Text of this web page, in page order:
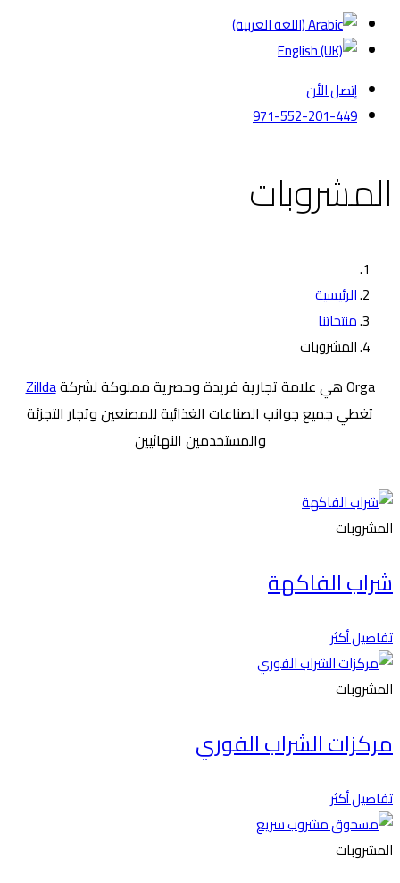
إتصل الأن
971-552-201-449
المشروبات
الرئيسية
منتجاتنا
المشروبات
Orga هي علامة تجارية فريدة وحصرية مملوكة لشركة
Zillda
تغطي جميع جوانب الصناعات الغذائية للمصنعين وتجار التجزئة
والمستخدمين النهائيين
المشروبات
شراب الفاكهة
تفاصيل أكثر
المشروبات
مركزات الشراب الفوري
تفاصيل أكثر
المشروبات